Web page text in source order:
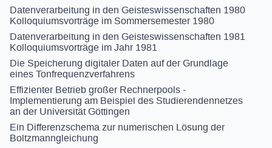
Datenverarbeitung in den Geisteswissenschaften 1980
Kolloquiumsvorträge im Sommersemester 1980
Datenverarbeitung in den Geisteswissenschaften 1981
Kolloquiumsvorträge im Jahr 1981
Die Speicherung digitaler Daten auf der Grundlage
eines Tonfrequenzverfahrens
Effizienter Betrieb großer Rechnerpools -
Implementierung am Beispiel des Studierendennetzes
an der Universität Göttingen
Ein Differenzschema zur numerischen Lösung der
Boltzmanngleichung